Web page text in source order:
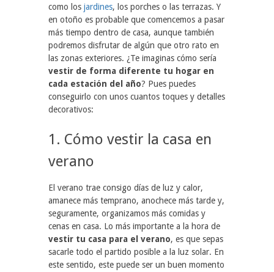
como los jardines, los porches o las terrazas. Y
en otoño es probable que comencemos a pasar
más tiempo dentro de casa, aunque también
podremos disfrutar de algún que otro rato en
las zonas exteriores. ¿Te imaginas cómo sería
vestir de forma diferente tu hogar en
cada estación del año? Pues puedes
conseguirlo con unos cuantos toques y detalles
decorativos:
1. Cómo vestir la casa en
verano
El verano trae consigo días de luz y calor,
amanece más temprano, anochece más tarde y,
seguramente, organizamos más comidas y
cenas en casa. Lo más importante a la hora de
vestir tu casa para el verano, es que sepas
sacarle todo el partido posible a la luz solar. En
este sentido, este puede ser un buen momento